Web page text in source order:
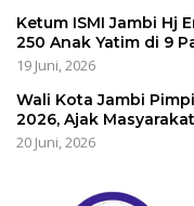
Ketum ISMI Jambi Hj
250 Anak Yatim di 9
19 Juni, 2026
Wali Kota Jambi
2026, Ajak
20 Juni, 2026